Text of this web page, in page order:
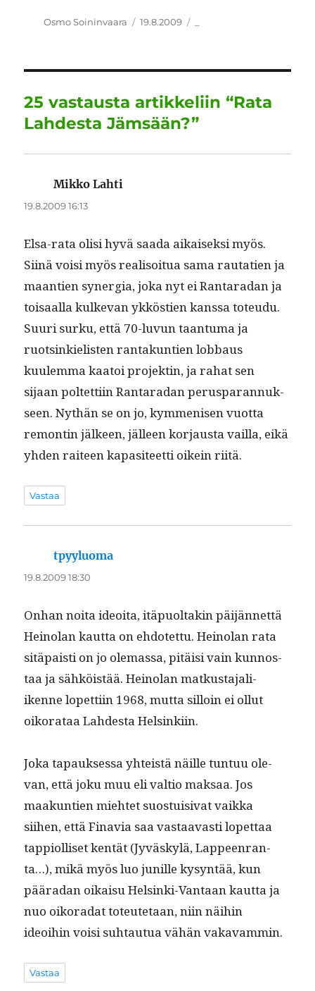
c
b
o
o
k
it
r
ai k
d
I
n
at
A
p
p
e
r
a
m
Kirjoittaja
Osmo Soininvaara Julkaistu
19.8.2009
25 vastausta artikkeliin “Rata
Lahdesta Jämsään?”
Mikko Lahti
19.8.2009 16:13
Elsa-rata olisi hyvä saa­da aikaisek­si myös.
Siinä voisi myös real­isoitua sama rauta­tien ja
maantien syn­er­gia, joka nyt ei Rantaradan ja
toisaal­la kulke­van ykköstien kanssa toteudu.
Suuri surku, että 70-luvun taan­tu­ma ja
ruotsinkielis­ten rantakun­tien lob­baus
kuulem­ma kaa­toi pro­jek­tin, ja rahat sen
sijaan poltet­ti­in Rantaradan perus­paran­nuk­
seen. Nythän se on jo, kym­menisen vuot­ta
remon­tin jäl­keen, jälleen kor­jaus­ta vail­la, eikä
yhden raiteen kap­a­siteet­ti oikein riitä.
Vastaa
tpyyluoma
19.8.2009 18:30
Onhan noi­ta ideoita, itäpuoltakin päi­jän­net­tä
Heinolan kaut­ta on ehdotet­tu. Heinolan rata
sitä­paisti on jo ole­mas­sa, pitäisi vain kun­nos­
taa ja sähköistää. Heinolan matkus­ta­jali­
ikenne lopet­ti­in 1968, mut­ta sil­loin ei ollut
oiko­rataa Lahdes­ta Helsinkiin.
Joka tapauk­ses­sa yhteistä näille tun­tuu ole­
van, että joku muu eli val­tio mak­saa. Jos
maakun­tien miehtet suos­tu­isi­vat vaik­ka
siihen, että Finavia saa vas­taavasti lopet­taa
tap­pi­ol­liset ken­tät (Jyväskylä, Lappeen­ran­
ta…), mikä myös luo junille kysyn­tää, kun
pääradan oikaisu Helsin­ki-Van­taan kaut­ta ja
nuo oiko­ra­dat toteutetaan, niin näi­hin
ideoihin voisi suh­tau­tua vähän vakavammin.
Vastaa